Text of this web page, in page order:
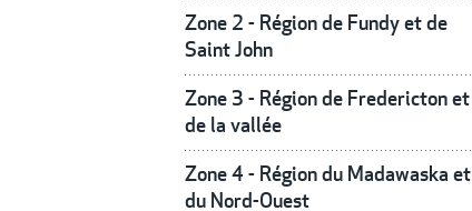
Zone 2 - Région de Fundy et de
Saint John
Zone 3 - Région de Fredericton et
de la vallée
Zone 4 - Région du Madawaska et
du Nord-Ouest